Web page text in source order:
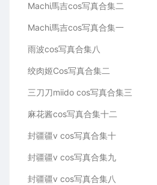
Machi馬吉cos写真合集二
Machi馬吉cos写真合集一
雨波cos写真合集八
绞肉姬Cos写真合集二
三刀刀miido cos写真合集三
麻花酱cos写真合集十二
封疆疆v cos写真合集十
封疆疆v cos写真合集九
封疆疆v cos写真合集八